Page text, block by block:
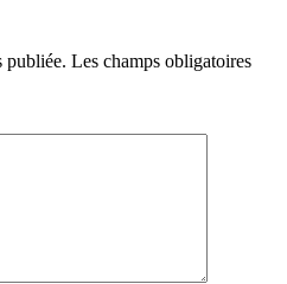
publiée. Les champs obligatoires